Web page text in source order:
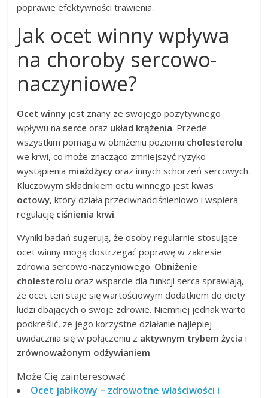
poprawie efektywności trawienia.
Jak ocet winny wpływa
na choroby sercowo-
naczyniowe?
Ocet winny jest znany ze swojego pozytywnego
wpływu na serce oraz układ krążenia. Przede
wszystkim pomaga w obniżeniu poziomu cholesterolu
we krwi, co może znacząco zmniejszyć ryzyko
wystąpienia miażdżycy oraz innych schorzeń sercowych.
Kluczowym składnikiem octu winnego jest kwas
octowy, który działa przeciwnadciśnieniowo i wspiera
regulację ciśnienia krwi.
Wyniki badań sugerują, że osoby regularnie stosujące
ocet winny mogą dostrzegać poprawę w zakresie
zdrowia sercowo-naczyniowego. Obniżenie
cholesterolu oraz wsparcie dla funkcji serca sprawiają,
że ocet ten staje się wartościowym dodatkiem do diety
ludzi dbających o swoje zdrowie. Niemniej jednak warto
podkreślić, że jego korzystne działanie najlepiej
uwidacznia się w połączeniu z aktywnym trybem życia i
zrównoważonym odżywianiem.
Może Cię zainteresować
Ocet jabłkowy – zdrowotne właściwości i